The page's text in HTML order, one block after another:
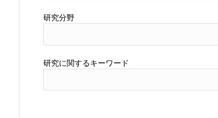
研究分野
研究に関するキーワード